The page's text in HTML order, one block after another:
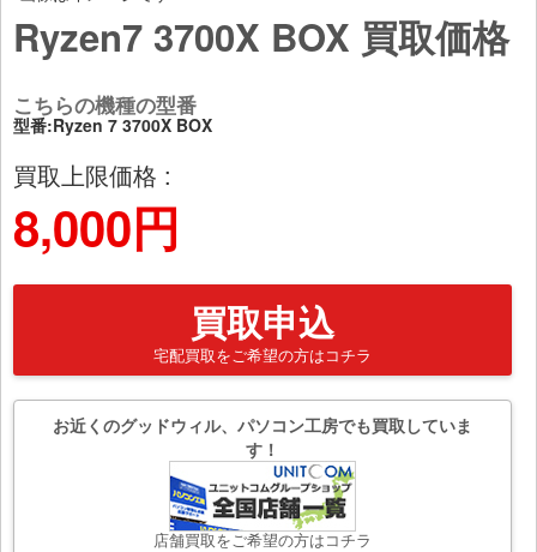
Ryzen7 3700X BOX 買取価格
こちらの機種の型番
型番:Ryzen 7 3700X BOX
買取上限価格 :
8,000円
買取申込
宅配買取をご希望の方はコチラ
お近くのグッドウィル、パソコン工房でも買取していま
す！
店舗買取をご希望の方はコチラ